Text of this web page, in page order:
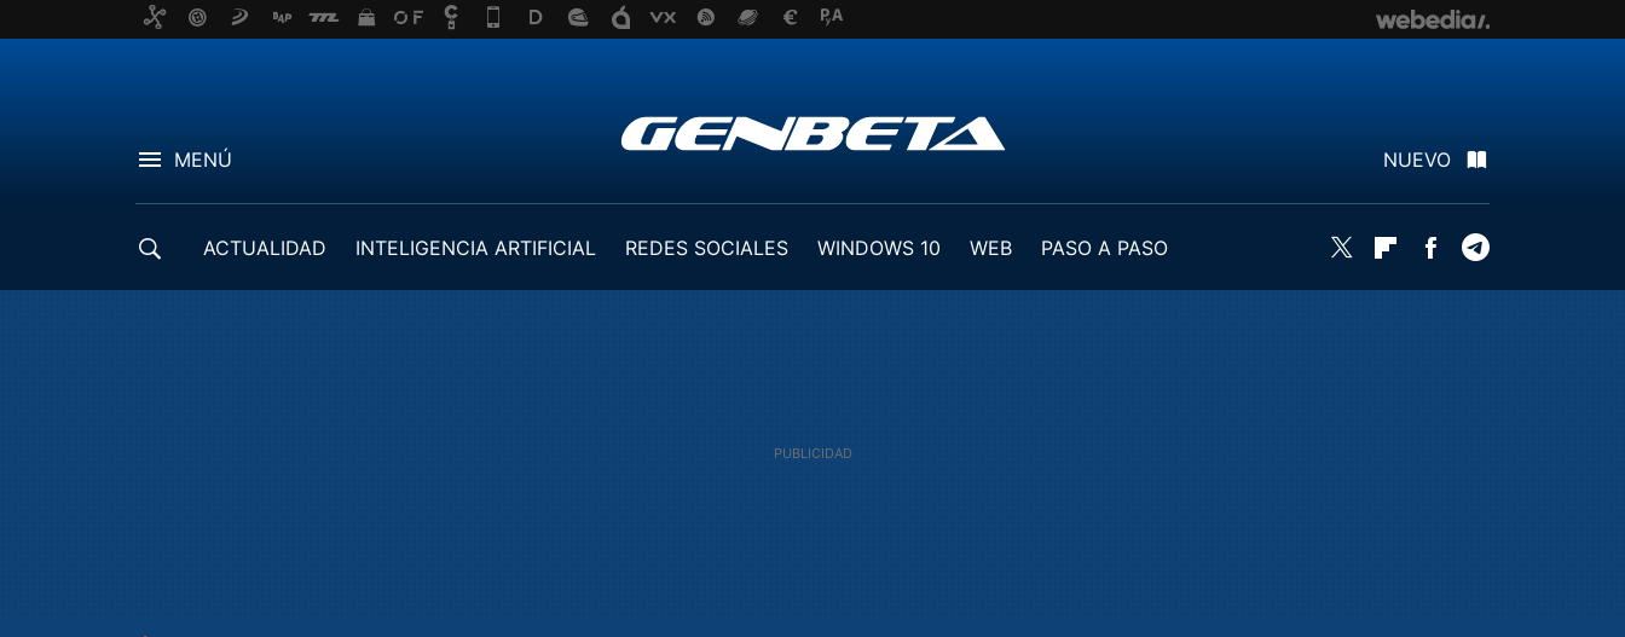
MENÚ NUEVO
ACTUALIDAD INTELIGENCIA ARTIFICIAL REDES SOCIALES WINDOWS 10 WEB
PASO A PASO
Twitter FlipboardFacebook